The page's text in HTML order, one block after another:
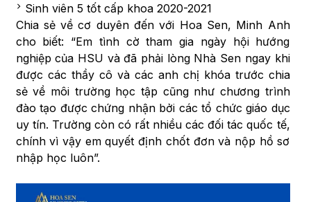
Sinh viên 5 tốt cấp khoa 2020-2021
Chia sẻ về cơ duyên đến với Hoa Sen, Minh Anh
cho biết: “Em tình cờ tham gia ngày hội hướng
nghiệp của HSU và đã phải lòng Nhà Sen ngay khi
được các thầy cô và các anh chị khóa trước chia
sẻ về môi trường học tập cũng như chương trình
đào tạo được chứng nhận bởi các tổ chức giáo dục
uy tín. Trường còn có rất nhiều các đối tác quốc tế,
chính vì vậy em quyết định chốt đơn và nộp hồ sơ
nhập học luôn”.